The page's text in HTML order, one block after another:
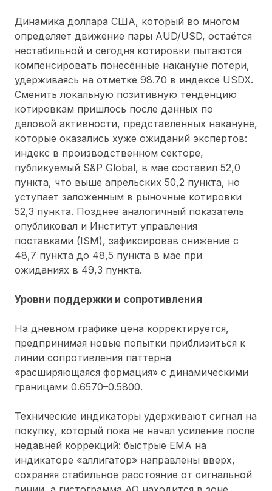
Динамика доллара США, который во многом
определяет движение пары AUD/USD, остаётся
нестабильной и сегодня котировки пытаются
компенсировать понесённые накануне потери,
удерживаясь на отметке 98.70 в индексе USDX.
Сменить локальную позитивную тенденцию
котировкам пришлось после данных по
деловой активности, представленных накануне,
которые оказались хуже ожиданий экспертов:
индекс в производственном секторе,
публикуемый S&P Global, в мае составил 52,0
пункта, что выше апрельских 50,2 пункта, но
уступает заложенным в рыночные котировки
52,3 пункта. Позднее аналогичный показатель
опубликовал и Институт управления
поставками (ISM), зафиксировав снижение с
48,7 пункта до 48,5 пункта в мае при
ожиданиях в 49,3 пункта.
Уровни поддержки и сопротивления
На дневном графике цена корректируется,
предпринимая новые попытки приблизиться к
линии сопротивления паттерна
«расширяющаяся формация» с динамическими
границами 0.6570–0.5800.
Технические индикаторы удерживают сигнал на
покупку, который пока не начал усиление после
недавней коррекций: быстрые EMA на
индикаторе «аллигатор» направлены вверх,
сохраняя стабильное расстояние от сигнальной